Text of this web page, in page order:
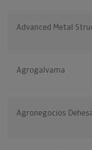
Advanced Metal
Agrogalvama
Agronegocios